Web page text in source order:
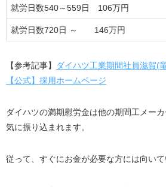
就労日数540～559日 106万円
就労日数720日 ～ 146万円
【参考記事】 ダイハツ工業期間社員滋賀(
【公式】採用ホームページ
ダイハツの満期慰労金は他の期間工メー
気に振り込まれます。
従って、すぐにお金が必要な方には向いて